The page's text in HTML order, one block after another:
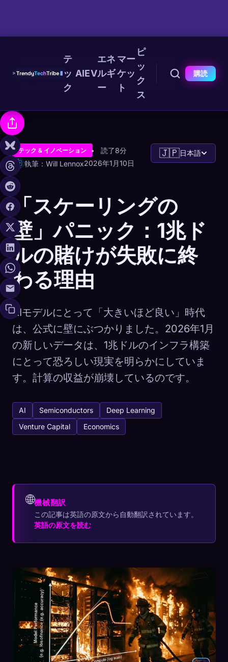
テ
ッ
ク
AIEV
エネ
ルギ
ー
マー
ケッ
ト
ピ
ッ
ク
ス
購読
テック & イノベーション
読了8分
執筆：Will Lennox2026年1月10日
🇯🇵日本語
「スケーリングの
壁」パニック：1兆ド
ルの賭けが失敗に終
わる理由
AIモデルにとって「大きいほど良い」時代
は、公式に壁にぶつかりました。2026年1月
の新しいデータは、1兆ドルのインフラ構築
にとって恐ろしい現実を明らかにしていま
す。計算の収益が崩壊しているのです。
AI Semiconductors
Deep Learning
Venture Capital
Economics
🌐機械翻訳
この記事は英語の原文から自動翻訳されています。
英語の原文を読む